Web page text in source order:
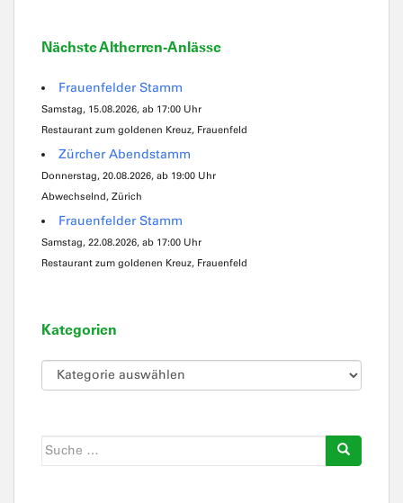
Nächste Altherren-Anlässe
Frauenfelder Stamm
Samstag, 15.08.2026, ab 17:00 Uhr
Restaurant zum goldenen Kreuz, Frauenfeld
Zürcher Abendstamm
Donnerstag, 20.08.2026, ab 19:00 Uhr
Abwechselnd, Zürich
Frauenfelder Stamm
Samstag, 22.08.2026, ab 17:00 Uhr
Restaurant zum goldenen Kreuz, Frauenfeld
Kategorien
Kategorien
Suche